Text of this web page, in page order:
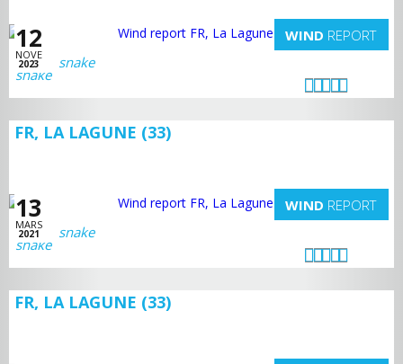
12
NOVE
2023
WIND REPORT
snake
FR, LA LAGUNE (33)
13
MARS
2021
WIND REPORT
snake
FR, LA LAGUNE (33)